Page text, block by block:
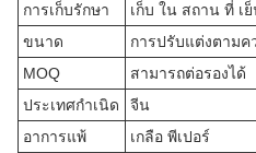
การเก็บรักษา
เก็บ ใน สถาน ที่ เ
ขนาด
การปรับแต่งตามค
MOQ
สามารถต่อรองได้
ประเทศกําเนิด
จีน
อาการแพ้
เกลือ พีเปอร์